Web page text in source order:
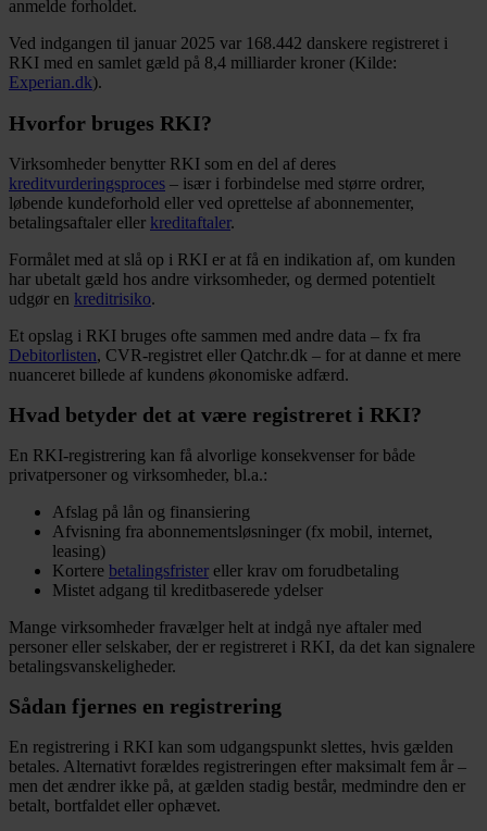
anmelde forholdet.
Ved indgangen til januar 2025 var 168.442 danskere registreret i
RKI med en samlet gæld på 8,4 milliarder kroner (Kilde:
Experian.dk).
Hvorfor bruges RKI?
Virksomheder benytter RKI som en del af deres
kreditvurderingsproces – især i forbindelse med større ordrer,
løbende kundeforhold eller ved oprettelse af abonnementer,
betalingsaftaler eller kreditaftaler.
Formålet med at slå op i RKI er at få en indikation af, om kunden
har ubetalt gæld hos andre virksomheder, og dermed potentielt
udgør en kreditrisiko.
Et opslag i RKI bruges ofte sammen med andre data – fx fra
Debitorlisten, CVR-registret eller Qatchr.dk – for at danne et mere
nuanceret billede af kundens økonomiske adfærd.
Hvad betyder det at være registreret i RKI?
En RKI-registrering kan få alvorlige konsekvenser for både
privatpersoner og virksomheder, bl.a.:
Afslag på lån og finansiering
Afvisning fra abonnementsløsninger (fx mobil, internet,
leasing)
Kortere betalingsfrister eller krav om forudbetaling
Mistet adgang til kreditbaserede ydelser
Mange virksomheder fravælger helt at indgå nye aftaler med
personer eller selskaber, der er registreret i RKI, da det kan signalere
betalingsvanskeligheder.
Sådan fjernes en registrering
En registrering i RKI kan som udgangspunkt slettes, hvis gælden
betales. Alternativt forældes registreringen efter maksimalt fem år –
men det ændrer ikke på, at gælden stadig består, medmindre den er
betalt, bortfaldet eller ophævet.